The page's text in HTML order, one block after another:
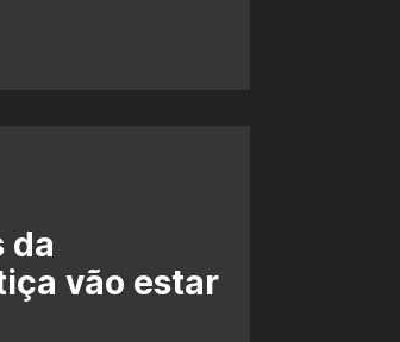
da
vão estar